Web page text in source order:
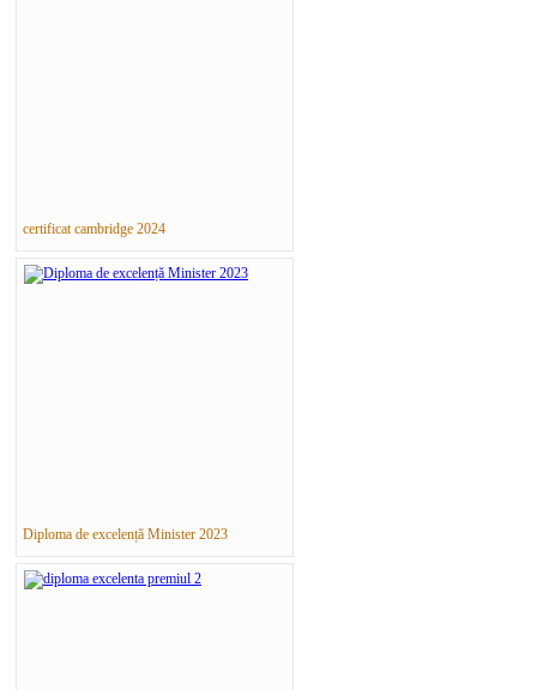
certificat cambridge 2024
Diploma de excelență Minister 2023